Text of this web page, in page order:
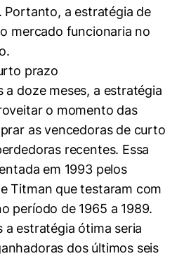
Portanto, a estratégia de
mercado funcionaria no
prazo
a doze meses, a estratégia
o momento das
as vencedoras de curto
recentes. Essa
em 1993 pelos
Titman que testaram com
período de 1965 a 1989.
a estratégia ótima seria
dos últimos seis